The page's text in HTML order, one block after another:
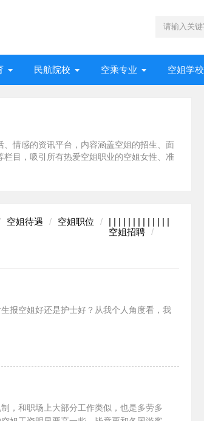
民航院校 空乘专业 空姐学校
情感的资讯平台，内容涵盖空姐的招生、面
目，吸引所有热爱空姐职业的空姐女性、准
| | | | | | |
空姐待遇 |
空姐职位
|
空姐招聘
| | | |
报空姐好还是护士好？从我个人角度看，我
，和职场上大部分工作类似，也是多劳多